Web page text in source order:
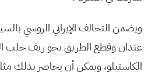
ويضمن التحالف الإيراني الروسي
عندان وقطع الطريق نحو ريف حلب
الكاستيلو، ويمكن أن يحاصر بذلك